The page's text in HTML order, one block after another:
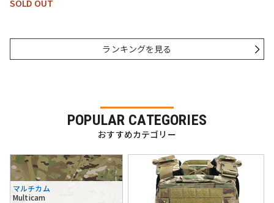
SOLD OUT
ランキングを見る
POPULAR CATEGORIES
おすすめカテゴリー
マルチカム
Multicam